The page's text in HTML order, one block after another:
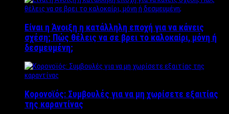
Είναι η Άνοιξη η κατάλληλη εποχή για να κάνεις
σχέση; Πώς θέλεις να σε βρει το καλοκαίρι, μόνη ή
δεσμευμένη;
Κορονοϊός: Συμβουλές για να μη χωρίσετε εξαιτίας
της καραντίνας